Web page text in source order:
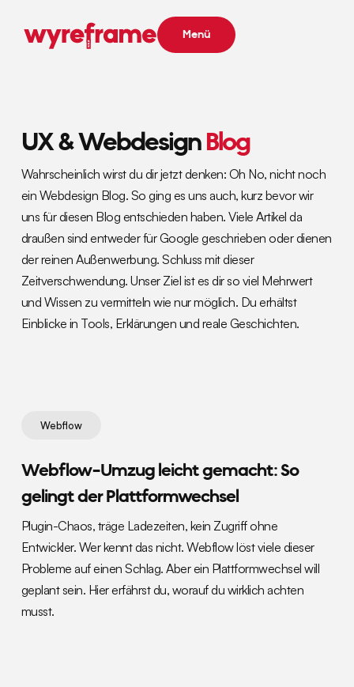
Menü
UX & Webdesign Blog
Wahrscheinlich wirst du dir jetzt denken: Oh No, nicht noch
ein Webdesign Blog. So ging es uns auch, kurz bevor wir
uns für diesen Blog entschieden haben. Viele Artikel da
draußen sind entweder für Google geschrieben oder dienen
der reinen Außenwerbung. Schluss mit dieser
Zeitverschwendung. Unser Ziel ist es dir so viel Mehrwert
und Wissen zu vermitteln wie nur möglich. Du erhältst
Einblicke in Tools, Erklärungen und reale Geschichten.
Webflow
Webflow-Umzug leicht gemacht: So
gelingt der Plattformwechsel
Plugin-Chaos, träge Ladezeiten, kein Zugriff ohne
Entwickler. Wer kennt das nicht. Webflow löst viele dieser
Probleme auf einen Schlag. Aber ein Plattformwechsel will
geplant sein. Hier erfährst du, worauf du wirklich achten
musst.